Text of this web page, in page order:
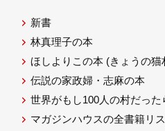
新書
林真理子の本
ほしよりこの本 (きょうの猫
伝説の家政婦・志麻の本
世界がもし100人の村だった
マガジンハウスの全書籍リ